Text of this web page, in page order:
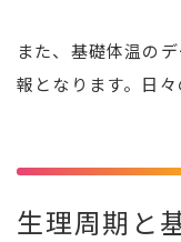
また、基礎体温の
報となります。日
生理周期と